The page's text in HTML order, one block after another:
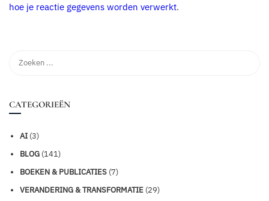
hoe je reactie gegevens worden verwerkt.
CATEGORIEËN
AI (3)
BLOG (141)
BOEKEN & PUBLICATIES (7)
VERANDERING & TRANSFORMATIE (29)